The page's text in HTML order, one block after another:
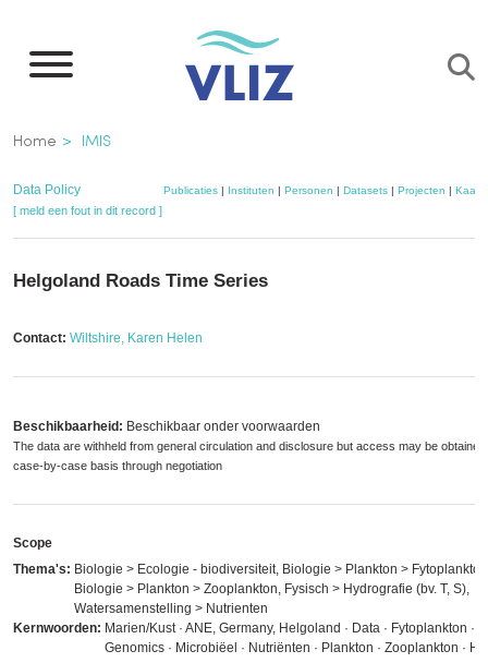
naar
inhoud
gaan
Kruimelpad
Home IMIS
Data Policy Publicaties| Instituten | Personen | Datasets| Projecten |
[ meld een fout in dit record ]
Helgoland Roads Time Series
Contact: Wiltshire, Karen Helen
Beschikbaarheid: Beschikbaar onder voorwaarden
The data are withheld from general circulation and disclosure but access may be obtained
case-by-case basis through negotiation
Scope
Thema's: Biologie > Ecologie - biodiversiteit, Biologie > Plankton >
Biologie > Plankton > Zooplankton, Fysisch > Hydrografie (bv. T, S),
Watersamenstelling > Nutrienten
Kernwoorden: Marien/Kust · ANE, Germany, Helgoland · Data · Fytoplankton ·
Genomics · Microbiëel · Nutriënten · Plankton · Zooplankton ·